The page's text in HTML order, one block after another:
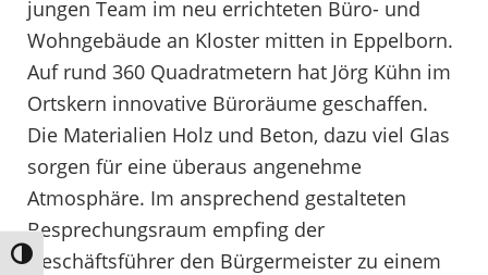
Umschalten auf hohe Kontraste
jungen Team im neu errichteten Büro- und
Wohngebäude an Kloster mitten in Eppelborn.
Auf rund 360 Quadratmetern hat Jörg Kühn im
Ortskern innovative Büroräume geschaffen.
Die Materialien Holz und Beton, dazu viel Glas
sorgen für eine überaus angenehme
Atmosphäre. Im ansprechend gestalteten
Besprechungsraum empfing der
Geschäftsführer den Bürgermeister zu einem